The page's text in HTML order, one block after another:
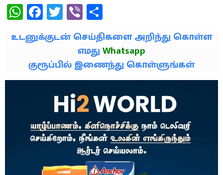
WhatsApp
Facebook
Twitter
Viber
உடனுக்குடன் செய்திகளை அறிந்து கொள்ள
எமதுWhatsapp
குரூப்பில் இணைந்து கொள்ளுங்கள்